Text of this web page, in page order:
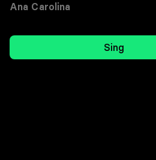
Ana Carolina
Sing